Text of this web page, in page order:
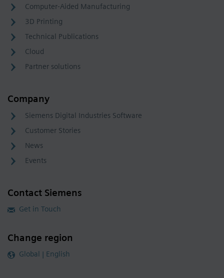
Computer-Aided Manufacturing
3D Printing
Technical Publications
Cloud
Partner solutions
Company
Siemens Digital Industries Software
Customer Stories
News
Events
Contact Siemens
Get in Touch
Change region
Global | English